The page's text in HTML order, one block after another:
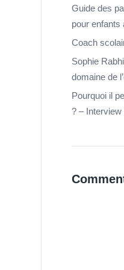
Guide des
pour enfants
Coach
Sophie
domaine de
Pourquoi il
? –